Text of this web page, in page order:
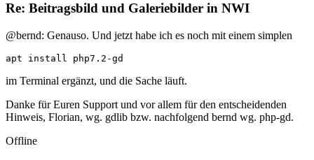
Re: Beitragsbild und Galeriebilder in NWI
@bernd: Genauso. Und jetzt habe ich es noch mit einem simplen
apt install php7.2-gd
im Terminal ergänzt, und die Sache läuft.
Danke für Euren Support und vor allem für den entscheidenden
Hinweis, Florian, wg. gdlib bzw. nachfolgend bernd wg. php-gd.
Offline